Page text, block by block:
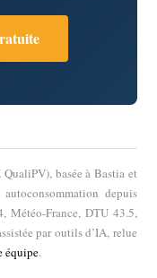
basée à Bastia et
depuis
Météo-France, DTU 43.5,
par outils d’IA, relue
équipe.